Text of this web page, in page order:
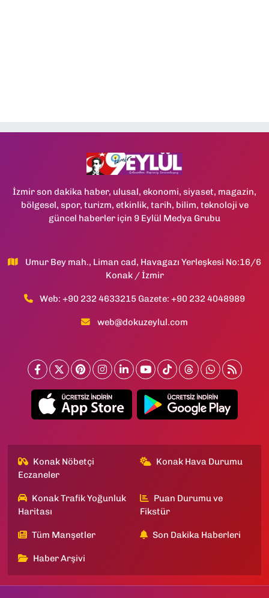
İzmir son dakika haber, ulusal, ekonomi, siyaset, magazin,
bölgesel, spor, turizm, etkinlik, tarih, bilim, teknoloji ve
güncel haberler için 9 Eylül Medya Grubu
Umur Bey mah., Liman cad, Havagazı Yerleşkesi No:16/6
Konak / İzmir
Web: +90 232 4633215 Gazete: +90 232 4048989
web@dokuzeylul.com
Konak Nöbetçi
Eczaneler
Konak Hava Durumu
Konak Trafik Yoğunluk
Haritası
Puan Durumu ve
Fikstür
Tüm Manşetler Son Dakika Haberleri
Haber Arşivi